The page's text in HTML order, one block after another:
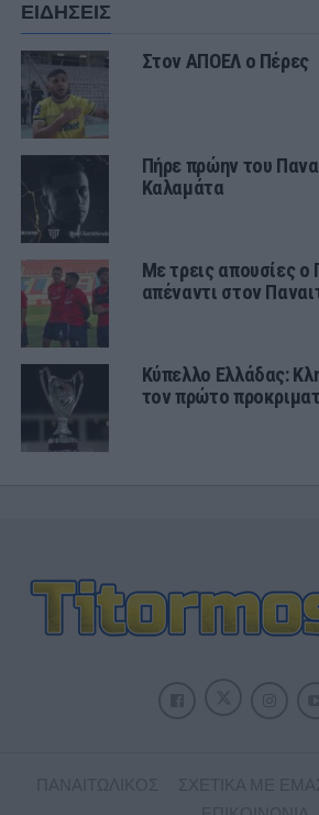
ΕΙΔΗΣΕΙΣ
Στον ΑΠΟΕΛ ο Πέρες
Πήρε πρώην του
Καλαμάτα
Με τρεις απουσίες ο
απέναντι στον
Κύπελλο Ελλάδας:
τον πρώτο